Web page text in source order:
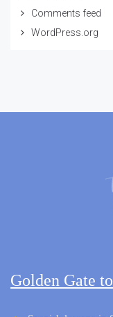
Comments feed
WordPress.org
Golden Gate